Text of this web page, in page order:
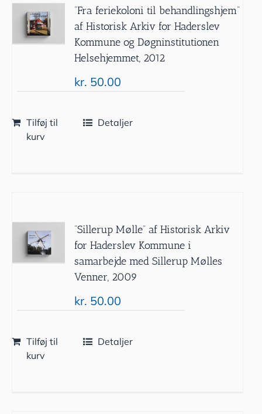
”Fra feriekoloni til behandlingshjem”
af Historisk Arkiv for Haderslev
Kommune og Døgninstitutionen
Helsehjemmet, 2012
kr. 50.00
Tilføj til
kurv
Detaljer
”Sillerup Mølle” af Historisk Arkiv
for Haderslev Kommune i
samarbejde med Sillerup Mølles
Venner, 2009
kr. 50.00
Tilføj til
kurv
Detaljer